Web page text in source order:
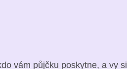
vám půjčku poskytne, a vy si